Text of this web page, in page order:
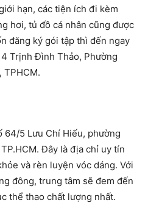
hạn, các tiện ích đi kèm
hơi, tủ đồ cá nhân cũng được
đăng ký gói tập thì đến ngay
Trịnh Đình Thảo, Phường
TPHCM.
64/5 Lưu Chí Hiếu, phường
Đây là địa chỉ uy tín
và rèn luyện vóc dáng. Với
đông, trung tâm sẽ đem đến
thể thao chất lượng nhất.